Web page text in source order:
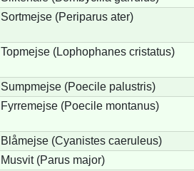
Sortmejse (Periparus ater)
Topmejse (Lophophanes cristatus)
Sumpmejse (Poecile palustris)
Fyrremejse (Poecile montanus)
Blåmejse (Cyanistes caeruleus)
Musvit (Parus major)